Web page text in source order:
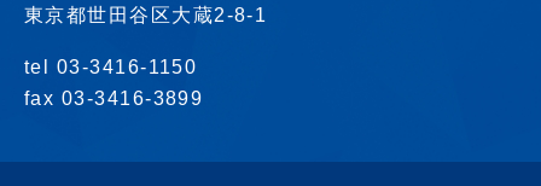
東京都世田谷区大蔵2-8-1
tel 03-3416-1150
fax 03-3416-3899